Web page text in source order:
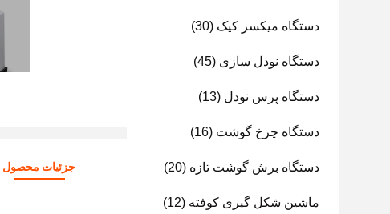
دستگاه میکسر کیک (30)
دستگاه نودل سازی (45)
دستگاه پرس نودل (13)
دستگاه چرخ گوشت (16)
دستگاه برش گوشت تازه (20)
ماشین شکل گیری کوفته (12)
جزئیات محصول